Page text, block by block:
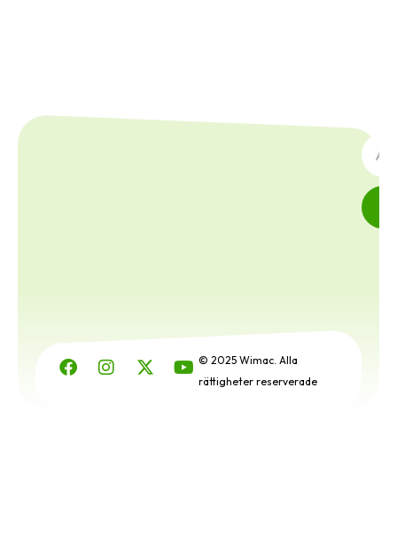
© 2025 Wimac. Alla
rättigheter reserverade